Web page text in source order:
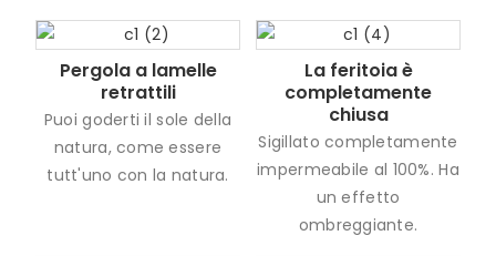
Pergola a lamelle
retrattili
Puoi goderti il ​​sole della
natura, come essere
tutt'uno con la natura.
La feritoia è
completamente
chiusa
Sigillato completamente
impermeabile al 100%. Ha
un effetto
ombreggiante.